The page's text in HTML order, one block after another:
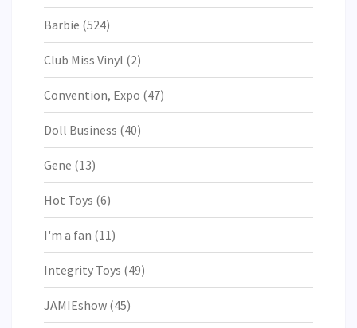
Barbie (524)
Club Miss Vinyl (2)
Convention, Expo (47)
Doll Business (40)
Gene (13)
Hot Toys (6)
I'm a fan (11)
Integrity Toys (49)
JAMIEshow (45)